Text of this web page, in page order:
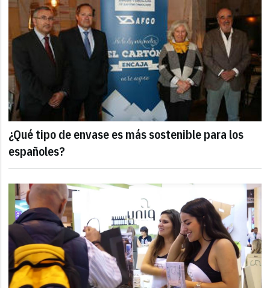
¿Qué tipo de envase es más sostenible para los
españoles?